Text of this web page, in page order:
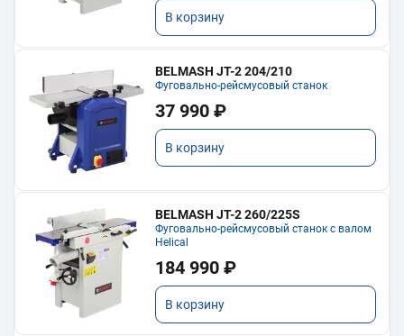
В корзину
BELMASH JT-2 204/210
Фуговально-рейсмусовый станок
37 990 ₽
В корзину
BELMASH JT-2 260/225S
Фуговально-рейсмусовый станок с валом
Helical
184 990 ₽
В корзину